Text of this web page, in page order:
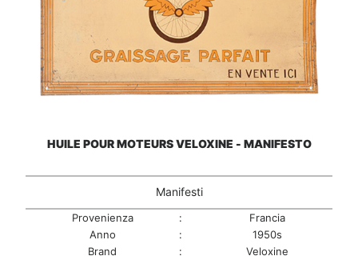
HUILE POUR MOTEURS VELOXINE - MANIFESTO
Manifesti
Provenienza :
Francia
Anno
:
1950s
Brand
: Veloxine